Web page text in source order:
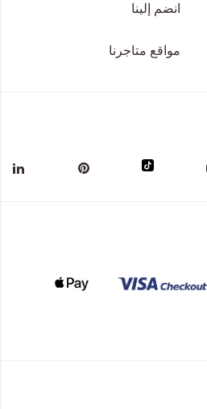
انضم إلينا
مواقع متاجرنا